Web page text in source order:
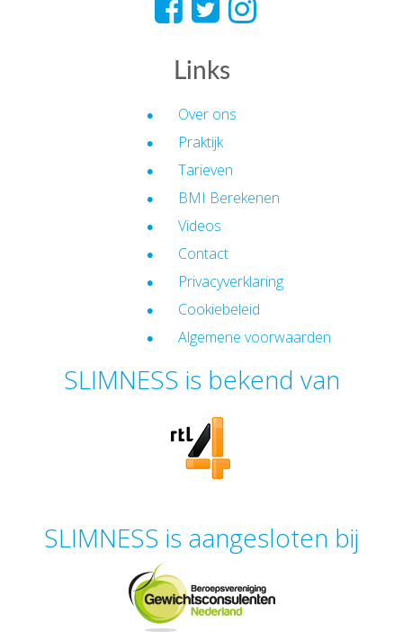
Links
Over ons
Praktijk
Tarieven
BMI Berekenen
Videos
Contact
Privacyverklaring
Cookiebeleid
Algemene voorwaarden
SLIMNESS is bekend van
SLIMNESS is aangesloten bij